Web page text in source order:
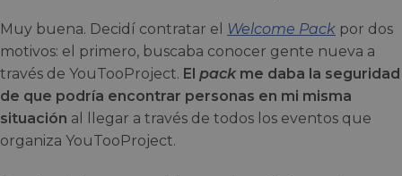
Muy buena. Decidí contratar el Welcome Pack por dos
motivos: el primero, buscaba conocer gente nueva a
través de YouTooProject. El pack me daba la seguridad
de que podría encontrar personas en mi misma
situación al llegar a través de todos los eventos que
organiza YouTooProject.